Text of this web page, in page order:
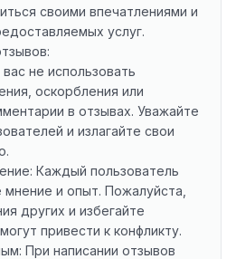
своими впечатлениями и
услуг.
не использовать
оскорбления или
в отзывах. Уважайте
и излагайте свои
Каждый пользователь
и опыт. Пожалуйста,
других и избегайте
привести к конфликту.
При написании отзывов